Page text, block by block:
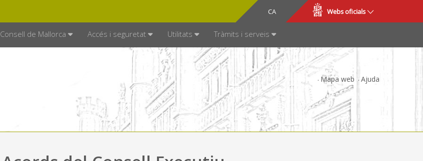
CA
ES Webs oficials
Consell de Mallorca Accés i seguretat Utilitats Tràmits i serveis
Mapa web Ajuda